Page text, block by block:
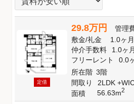
定借
29.8万円 管理
敷金/礼金 1.0ヶ
仲介手数料
1.0ヶ月
フリーレント
0.0
所在階 3階
間取り
2LDK
面積
56.63m2